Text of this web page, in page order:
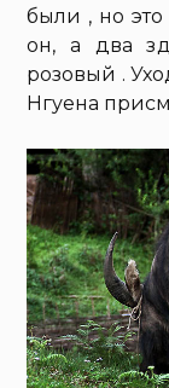
были , но
он, а два
розовый .
Нгуена